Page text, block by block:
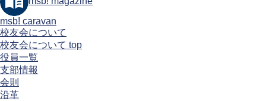
msb! caravan
校友会について
校友会について top
役員一覧
支部情報
会則
沿革